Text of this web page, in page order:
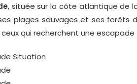
, située sur la côte atlantique de
plages sauvages et ses forêts
qui recherchent une escapade